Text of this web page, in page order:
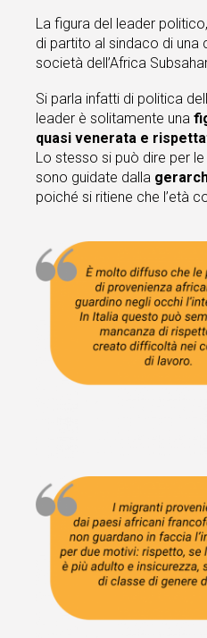
La figura del leader
di partito al sindaco di una
società dell’Africa
Si parla infatti di politica
leader è solitamente una
quasi venerata e
Lo stesso si può dire per
sono guidate dalla
poiché si ritiene che l’età